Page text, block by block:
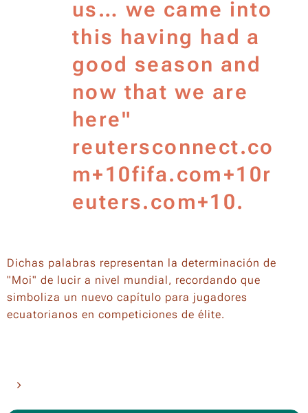
us… we came into
this having had a
good season and
now that we are
here"
reutersconnect.co
m+10fifa.com+10r
euters.com+10.
Dichas palabras representan la determinación de
"Moi" de lucir a nivel mundial, recordando que
simboliza un nuevo capítulo para jugadores
ecuatorianos en competiciones de élite.